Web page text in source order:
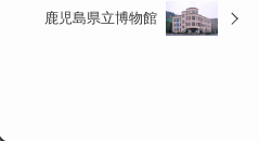
鹿児島県立博物館